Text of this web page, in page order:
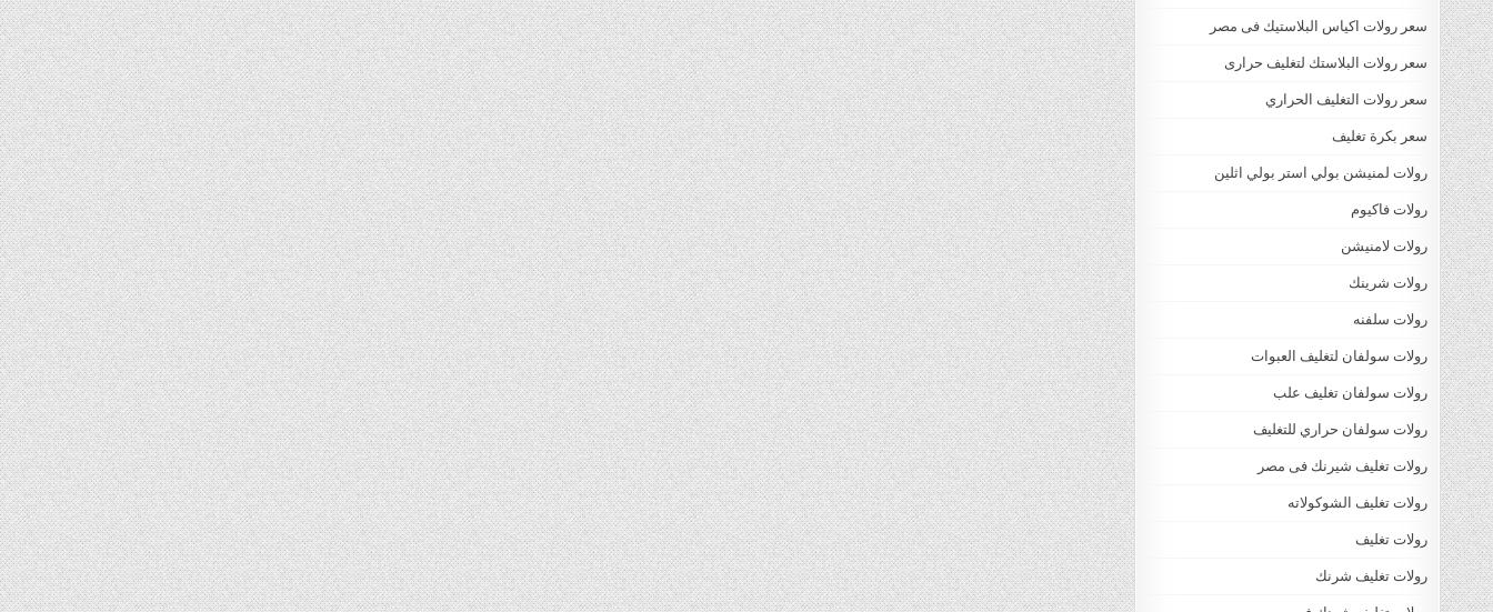
سعر رولات اكياس البلاستيك فى مصر
سعر رولات البلاستك لتغليف حرارى
سعر رولات التغليف الحراري
سعر بكرة تغليف
رولات لمنيشن بولي استر بولي اثلين
رولات فاكيوم
رولات لامنيشن
رولات شرينك
رولات سلفنه
رولات سولفان لتغليف العبوات
رولات سولفان تغليف علب
رولات سولفان حراري للتغليف
رولات تغليف شيرنك فى مصر
رولات تغليف الشوكولاته
رولات تغليف
رولات تغليف شرنك